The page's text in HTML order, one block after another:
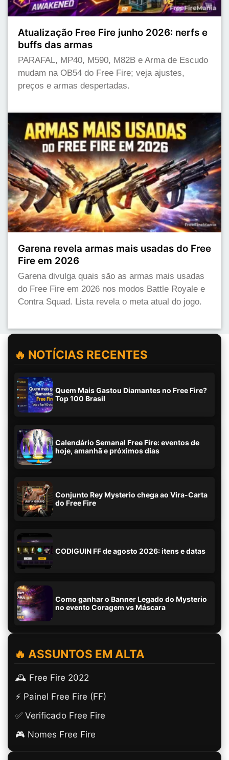
Atualização Free Fire junho 2026: nerfs e
buffs das armas
PARAFAL, MP40, M590, M82B e Arma de Escudo
mudam na OB54 do Free Fire; veja ajustes,
preços e armas despertadas.
Garena revela armas mais usadas do Free
Fire em 2026
Garena divulga quais são as armas mais usadas
do Free Fire em 2026 nos modos Battle Royale e
Contra Squad. Lista revela o meta atual do jogo.
🔥 NOTÍCIAS RECENTES
Quem Mais Gastou Diamantes no Free Fire?
Top 100 Brasil
Calendário Semanal Free Fire: eventos de
hoje, amanhã e próximos dias
Conjunto Rey Mysterio chega ao Vira-Carta
do Free Fire
CODIGUIN FF de agosto 2026: itens e datas
Como ganhar o Banner Legado do Mysterio
no evento Coragem vs Máscara
🔥 ASSUNTOS EM ALTA
🕰️ Free Fire 2022
⚡ Painel Free Fire (FF)
✅ Verificado Free Fire
🎮 Nomes Free Fire